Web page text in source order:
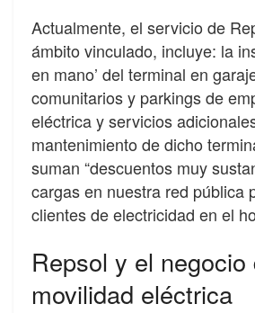
Actualmente, el servicio de
ámbito vinculado, incluye: la
en mano’ del terminal en
comunitarios y parkings de
eléctrica y servicios
mantenimiento de dicho
suman “descuentos muy
cargas en nuestra red pública
clientes de electricidad en el
Repsol y el negocio
movilidad eléctrica